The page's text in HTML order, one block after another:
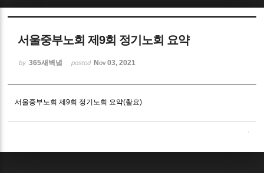
서울중부노회 제9회 정기노회 요약
by 365새벽녘 posted Nov 03, 2021
서울중부노회 제9회 정기노회 요약(촬요)
Sketchbook5, 스케치북5
Sketchbook5, 스케치북5